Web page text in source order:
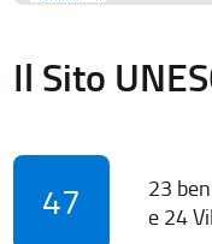
Il Sito
47
23
e 24